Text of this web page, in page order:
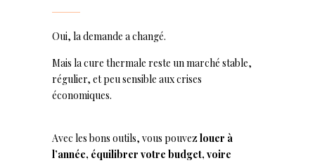
Oui, la demande a changé.
Mais la cure thermale reste un marché stable,
régulier, et peu sensible aux crises
économiques.
Avec les bons outils, vous pouvezlouer à
l’année, équilibrer votre budget, voire